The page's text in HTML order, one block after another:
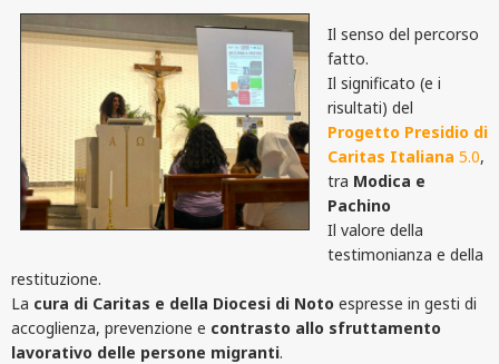
Il senso del percorso
fatto.
Il significato (e i
risultati) del
Progetto Presidio di
Caritas Italiana 5.0,
tra Modica e
Pachino
Il valore della
testimonianza e della
restituzione.
La cura di Caritas e della Diocesi di Noto espresse in gesti di
accoglienza, prevenzione e contrasto allo sfruttamento
lavorativo delle persone migranti.